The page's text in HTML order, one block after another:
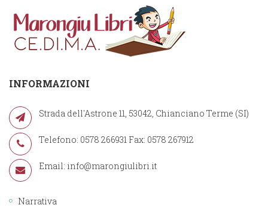
INFORMAZIONI
Strada dell'Astrone 11, 53042, Chianciano Terme (SI)
Telefono: 0578 266931 Fax: 0578 267912
Email: info@marongiulibri.it
Narrativa